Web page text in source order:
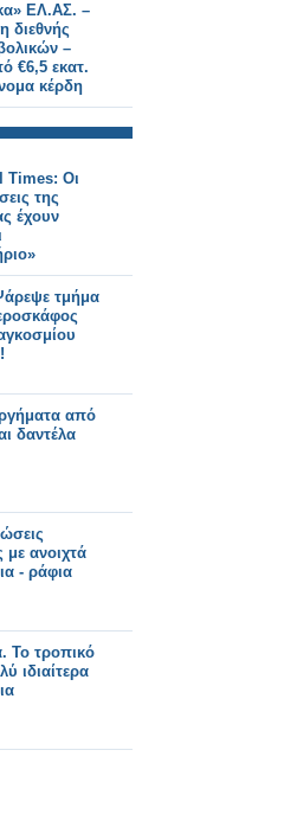
ΕΛ.ΑΣ. –
διεθνής
–
€6,5 εκατ.
κέρδη
Times: Οι
της
έχουν
τμήμα
από
δαντέλα
με ανοιχτά
- ράφια
Το τροπικό
ιδιαίτερα